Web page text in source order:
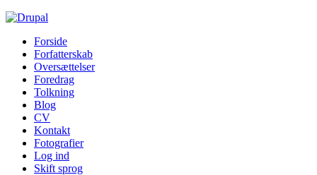
Forside
Forfatterskab
Oversættelser
Foredrag
Tolkning
Blog
CV
Kontakt
Fotografier
Log ind
Skift sprog